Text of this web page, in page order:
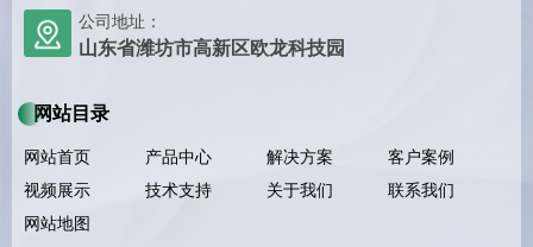
公司地址：
山东省潍坊市高新区欧龙科技园
网站目录
网站首页 产品中心 解决方案
客户案例
视频展示
技术支持 关于我们
联系我们
网站地图